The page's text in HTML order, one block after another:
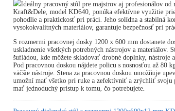
Ideálny pracovný stôl pre majstrov aj profesionálov od
Kraft&Dele, model KD640, ponúka efektívne využitie
pohodlie a praktickosť pri práci. Jeho solídna a stabilná
vysokokvalitných materiálov, garantuje bezpečnosť pri
S rozmermi pracovnej dosky 1200 x 600 mm dostanete
uskladnenie všetkých potrebných nástrojov a materiálov.
šufládou, kde môžete skladovať drobné doplnky, nástroje
Pod pracovnou doskou nájdete policu s nosnosťou až 80
väčšie nástroje. Stena za pracovnou doskou umožňuje
umožní mať všetko pri ruke a zefektívniť a zrýchliť svoju
mať jednoduchý prístup k tomu, čo potrebujete.